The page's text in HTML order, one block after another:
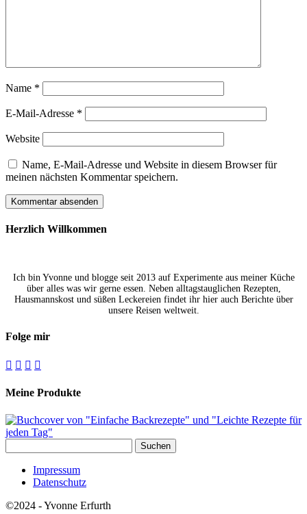
Name *
E-Mail-Adresse *
Website
Name, E-Mail-Adresse und Website in diesem Browser für
meinen nächsten Kommentar speichern.
Herzlich Willkommen
Ich bin Yvonne und blogge seit 2013 auf Experimente aus meiner Küche
über alles was wir gerne essen. Neben alltagstauglichen Rezepten,
Hausmannskost und süßen Leckereien findet ihr hier auch Berichte über
unsere Reisen weltweit.
Folge mir
   
Meine Produkte
nach:
Impressum
Datenschutz
©2024 - Yvonne Erfurth